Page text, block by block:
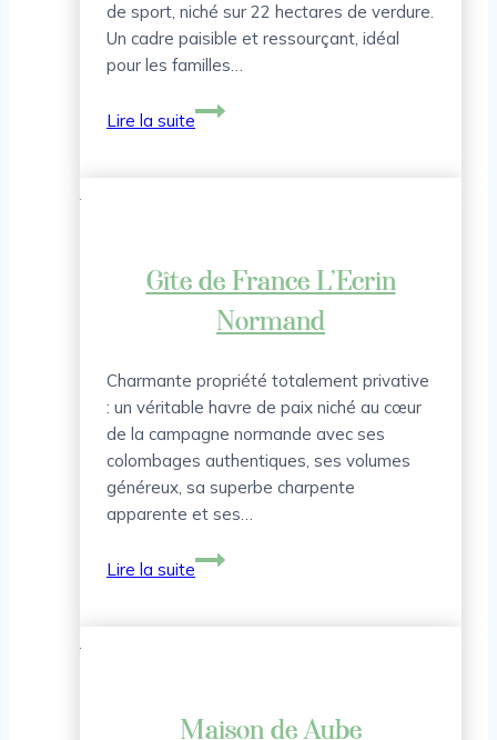
de sport, niché sur 22 hectares de verdure.
Un cadre paisible et ressourçant, idéal
pour les familles…
Lire la suite
Gîtes
de
Gîte de France L’Ecrin
Normand
Charmante propriété totalement privative
: un véritable havre de paix niché au cœur
de la campagne normande avec ses
colombages authentiques, ses volumes
généreux, sa superbe charpente
apparente et ses…
Lire la suite
Gîte
de
Maison de Aube